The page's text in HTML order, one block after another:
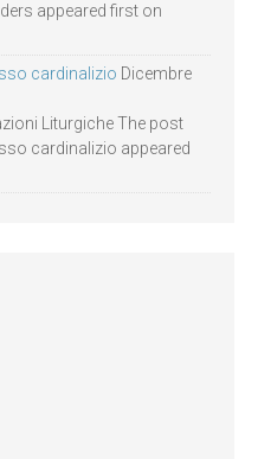
appeared first on
cardinalizio Dicembre
Liturgiche The post
cardinalizio appeared